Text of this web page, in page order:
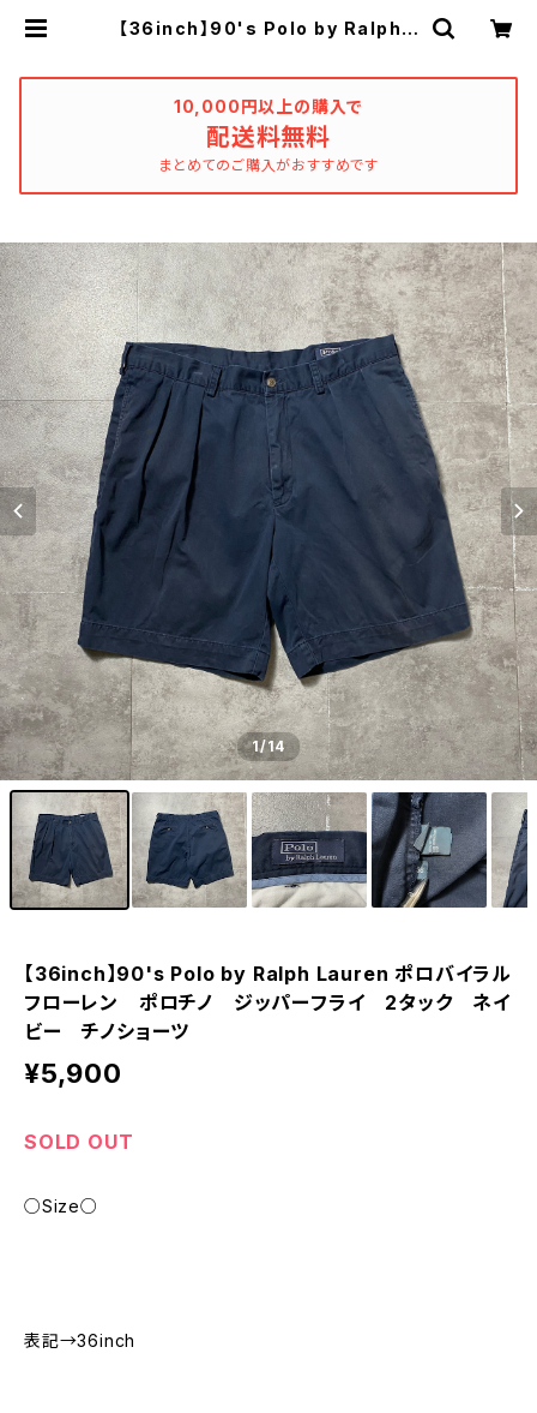
【36inch】90's Polo by Ralph L
ネイビー チノショーツ | used_clo
thing_katharsis
10,000円以上の購入で
配送料無料
まとめてのご購入がおすすめです
1/14
【36inch】90's Polo by Ralph Lauren ポロバイラル
フローレン ポロチノ ジッパーフライ 2タック ネイ
ビー チノショーツ
¥5,900
SOLD OUT
○Size○
表記→36inch